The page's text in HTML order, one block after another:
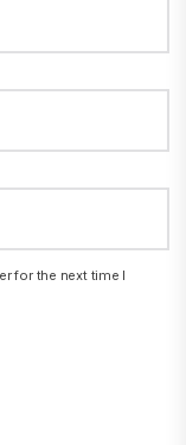
for the next time I